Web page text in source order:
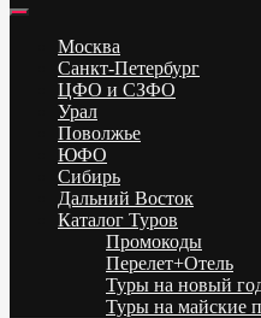
Низкие цены на путевки 3-7-
море. Распродажа
Обновление каждый день.
Москва
Санкт-Петербург
ЦФО и СЗФО
Урал
Поволжье
ЮФО
Сибирь
Дальний Восток
Каталог Туров
Промокоды
Перелет+Отель
Туры на новый
Туры на майские